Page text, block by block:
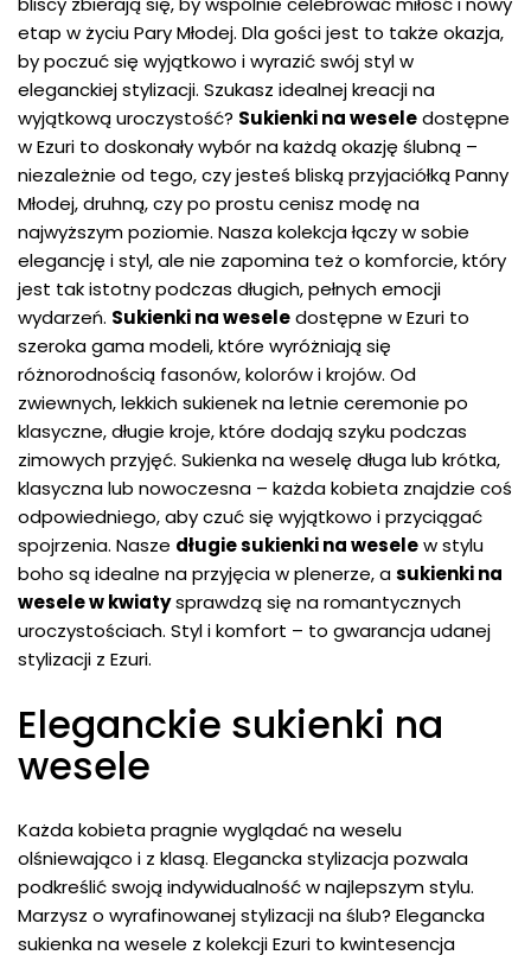
etap w życiu Pary Młodej. Dla gości jest to także okazja,
by poczuć się wyjątkowo i wyrazić swój styl w
eleganckiej stylizacji. Szukasz idealnej kreacji na
wyjątkową uroczystość? Sukienki na weseledostępne
w Ezuri to doskonały wybór na każdą okazję ślubną –
niezależnie od tego, czy jesteś bliską przyjaciółką Panny
Młodej, druhną, czy po prostu cenisz modę na
najwyższym poziomie. Nasza kolekcja łączy w sobie
elegancję i styl, ale nie zapomina też o komforcie, który
jest tak istotny podczas długich, pełnych emocji
wydarzeń. Sukienki na weseledostępne w Ezuri to
szeroka gama modeli, które wyróżniają się
różnorodnością fasonów, kolorów i krojów. Od
zwiewnych, lekkich sukienek na letnie ceremonie po
klasyczne, długie kroje, które dodają szyku podczas
zimowych przyjęć. Sukienka na weselę długa lub krótka,
klasyczna lub nowoczesna – każda kobieta znajdzie coś
odpowiedniego, aby czuć się wyjątkowo i przyciągać
spojrzenia. Nasze długie sukienki na weselew stylu
boho są idealne na przyjęcia w plenerze, asukienki na
wesele w kwiatysprawdzą się na romantycznych
uroczystościach. Styl i komfort – to gwarancja udanej
stylizacji z Ezuri.
Eleganckie sukienki na
wesele
Każda kobieta pragnie wyglądać na weselu
olśniewająco i z klasą. Elegancka stylizacja pozwala
podkreślić swoją indywidualność w najlepszym stylu.
Marzysz o wyrafinowanej stylizacji na ślub? Elegancka
sukienka na wesele z kolekcji Ezuri to kwintesencja